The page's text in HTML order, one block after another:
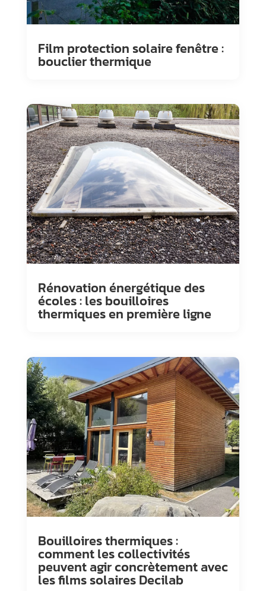
Film protection solaire fenêtre :
bouclier thermique
Rénovation énergétique des
écoles : les bouilloires
thermiques en première ligne
Bouilloires thermiques :
comment les collectivités
peuvent agir concrètement avec
les films solaires Decilab